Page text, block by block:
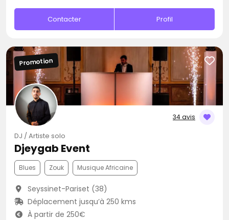
Contacter Profil
34 avis
Promotion
DJ / Artiste solo
Djeygab Event
Blues Zouk Musique Africaine
Seyssinet-Pariset (38)
Déplacement jusqu’à 250 kms
À partir de 250€